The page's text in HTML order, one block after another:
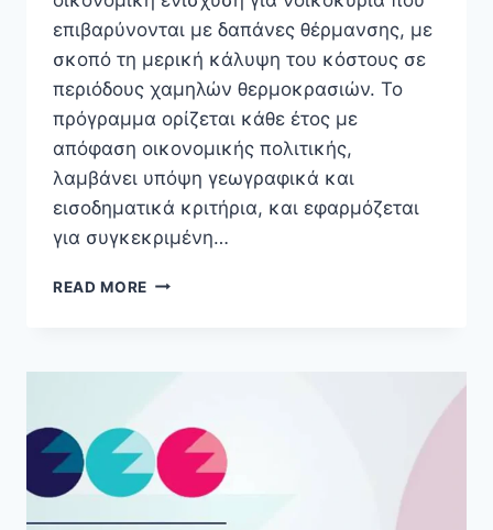
επιβαρύνονται με δαπάνες θέρμανσης, με
σκοπό τη μερική κάλυψη του κόστους σε
περιόδους χαμηλών θερμοκρασιών. Το
πρόγραμμα ορίζεται κάθε έτος με
απόφαση οικονομικής πολιτικής,
λαμβάνει υπόψη γεωγραφικά και
εισοδηματικά κριτήρια, και εφαρμόζεται
για συγκεκριμένη…
READ MORE MYΘΈΡΜΑΝΣΗ
ΚΑΎΣΙΜΑ